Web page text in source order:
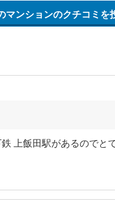
マンションのクチコミを
上飯田駅があるのでと